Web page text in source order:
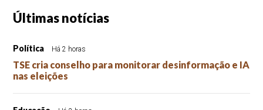
Últimas notícias
Política Há 2 horas
TSE cria conselho para monitorar desinformação e IA
nas eleições